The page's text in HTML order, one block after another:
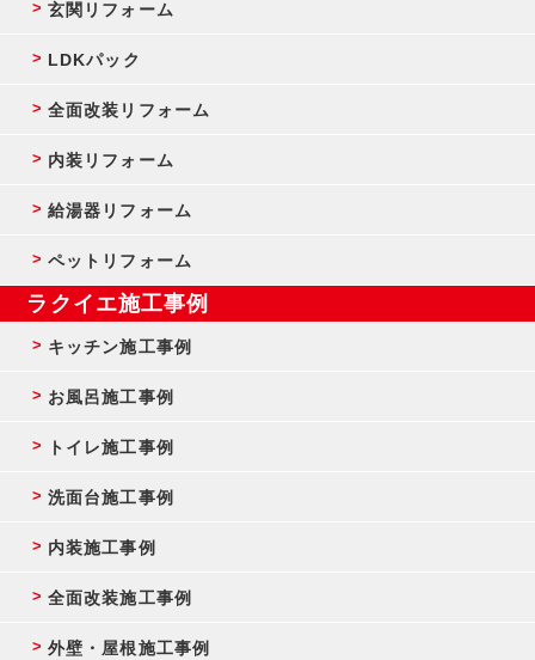
玄関リフォーム
LDKパック
全面改装リフォーム
内装リフォーム
給湯器リフォーム
ペットリフォーム
ラクイエ施工事例
キッチン施工事例
お風呂施工事例
トイレ施工事例
洗面台施工事例
内装施工事例
全面改装施工事例
外壁・屋根施工事例